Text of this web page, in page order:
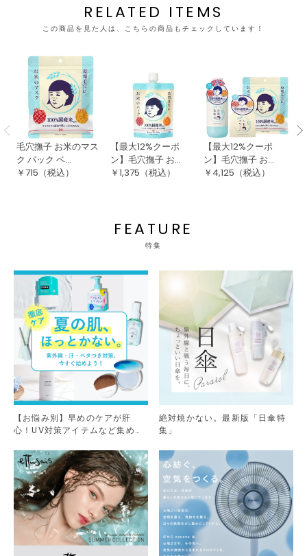
RELATED ITEMS
この商品を見た人は、こちらの商品もチェックしています！
毛穴撫子 お米のマス
ク パック ベ...
￥715 （税込）
【最大12%クーポ
ン】毛穴撫子 お...
￥1,375 （税込）
【最大12%クーポ
ン】毛穴撫子 お...
￥ 4,125 （税込）
FEATURE
特集
【お悩み別】早めのケアが肝
心！UV対策アイテムなど集めま
絶対焼かない。最新版「日傘特
集」